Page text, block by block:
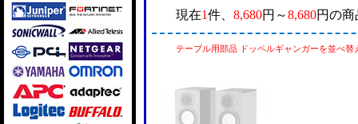
現在1件、 8,680円～8,680円の
テーブル用部品 ドッペルギャンガーを並べ替